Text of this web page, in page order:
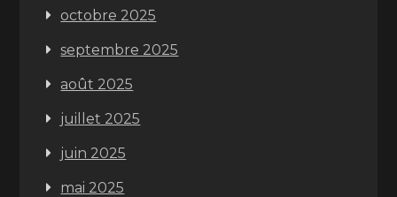
octobre 2025
septembre 2025
août 2025
juillet 2025
juin 2025
mai 2025